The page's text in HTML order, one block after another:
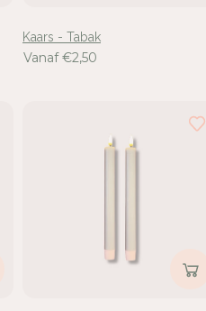
Kaars - Tabak
Vanaf €2,50